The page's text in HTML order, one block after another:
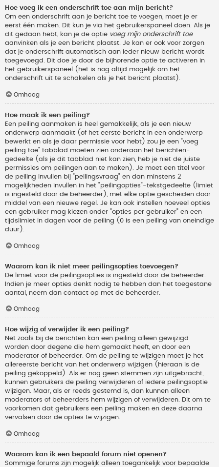
Hoe voeg ik een onderschrift toe aan mijn bericht?
Om een onderschrift aan je bericht toe te voegen, moet je er
eerst één maken. Dit kun je via het gebruikerspaneel doen. Als je
dit gedaan hebt, kan je de optie voeg mijn onderschrift toe
aanvinken als je een bericht plaatst. Je kan er ook voor zorgen
dat je onderschrift automatisch aan ieder nieuw bericht wordt
toegevoegd. Dit doe je door de bijhorende optie te activeren in
het gebruikerspaneel (het is nog altijd mogelijk om het
onderschrift uit te schakelen als je het bericht plaatst).
Omhoog
Hoe maak ik een peiling?
Een peiling aanmaken is heel gemakkelijk, als je een nieuw
onderwerp aanmaakt (of het eerste bericht in een onderwerp
bewerkt en als je daar permissie voor hebt) zou je een "voeg
peiling toe" tabblad moeten zien onderaan het berichten-
gedeelte (als je dit tabblad niet kan zien, heb je niet de juiste
permissies om peilingen aan te maken). Je moet een titel voor
de peiling invullen bij "peilingsvraag" en dan minstens 2
mogelijkheden invullen in het "peilingopties"-tekstgedeelte (limiet
is ingesteld door de beheerder), met elke optie gescheiden door
middel van een nieuwe regel. Je kan ook instellen hoeveel opties
een gebruiker mag kiezen onder "opties per gebruiker" en een
tijdslimiet in dagen voor de peiling (0 is een peiling van oneindige
duur).
Omhoog
Waarom kan ik niet meer peilingsopties toevoegen?
De limiet voor de peilingsopties is ingesteld door de beheerder.
Indien je meer opties denkt nodig te hebben dan het toegestane
aantal, neem dan contact op met de beheerder.
Omhoog
Hoe wijzig of verwijder ik een peiling?
Net zoals bij de berichten kan een peiling alleen gewijzigd
worden door degene die hem gemaakt heeft, en door een
moderator of beheerder. Om de peiling te wijzigen moet je het
allereerste bericht van het onderwerp wijzigen (hieraan is de
peiling gekoppeld). Als er nog geen stemmen zijn uitgebracht,
kunnen gebruikers de peiling verwijderen of iedere peilingsoptie
wijzigen. Maar, als er reeds gestemd is, dan kunnen alleen
moderators of beheerders hem wijzigen of verwijderen. Dit om te
voorkomen dat gebruikers een peiling maken en deze daarna
vervalsen door de opties te wijzigen.
Omhoog
Waarom kan ik een bepaald forum niet openen?
Sommige forums zijn mogelijk alleen toegankelijk voor bepaalde